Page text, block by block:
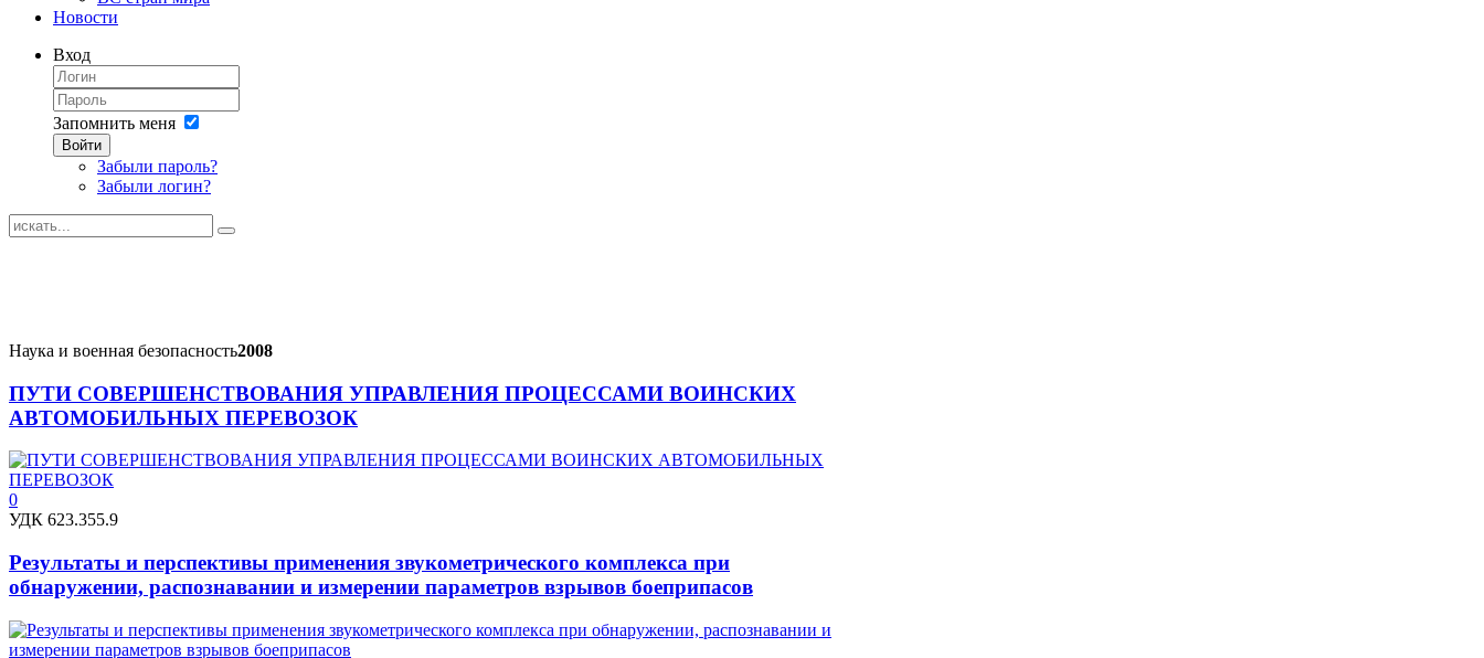
Новости
Вход
Запомнить меня
Войти
Забыли пароль?
Забыли логин?
Наука и военная безопасность2008
ПУТИ СОВЕРШЕНСТВОВАНИЯ УПРАВЛЕНИЯ ПРОЦЕССАМИ ВОИНСКИХ
АВТОМОБИЛЬНЫХ ПЕРЕВОЗОК
0
УДК 623.355.9
Результаты и перспективы применения звукометрического комплекса при
обнаружении, распознавании и измерении параметров взрывов боеприпасов